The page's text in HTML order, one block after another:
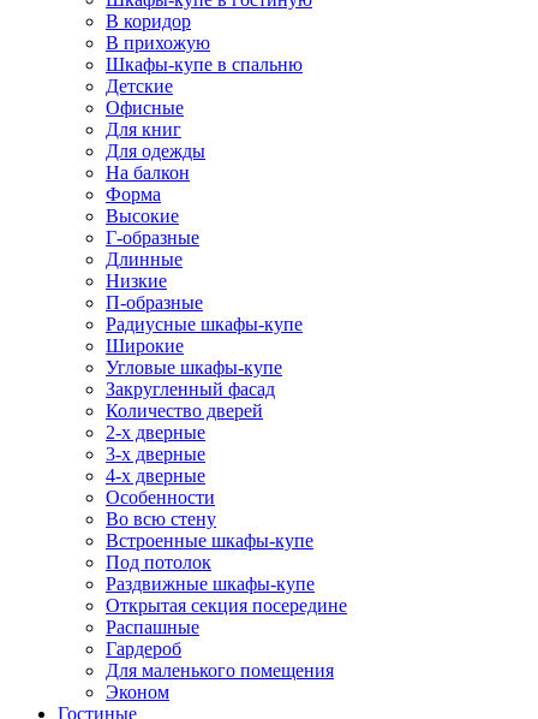
В коридор
В прихожую
Шкафы-купе в спальню
Детские
Офисные
Для книг
Для одежды
На балкон
Форма
Высокие
Г-образные
Длинные
Низкие
П-образные
Радиусные шкафы-купе
Широкие
Угловые шкафы-купе
Закругленный фасад
Количество дверей
2-х дверные
3-х дверные
4-х дверные
Особенности
Во всю стену
Встроенные шкафы-купе
Под потолок
Раздвижные шкафы-купе
Открытая секция посередине
Распашные
Гардероб
Для маленького помещения
Эконом
Гостиные